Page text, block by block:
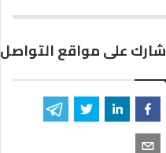
شارك على مواقع